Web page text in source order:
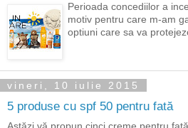
Perioada concediilor a
motiv pentru care m-am
optiuni care sa va
vineri, 10 iulie 2015
5 produse cu spf 50 pentru fată